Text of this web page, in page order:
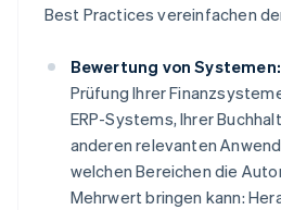
Best Practices vereinfachen
Bewertung von Systemen:
Prüfung Ihrer
ERP-Systems, Ihrer
anderen relevanten
welchen Bereichen die
Mehrwert bringen kann: